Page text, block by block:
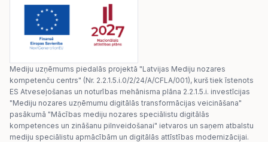
Mediju uzņēmums piedalās projektā "Latvijas Mediju nozares
kompetenču centrs" (Nr. 2.2.1.5.i.0/2/24/A/CFLA/001), kurš tiek īstenots
ES Atveseļošanas un noturības mehānisma plāna 2.2.1.5.i. investīcijas
"Mediju nozares uzņēmumu digitālās transformācijas veicināšana"
pasākumā "Mācības mediju nozares speciālistu digitālās
kompetences un zināšanu pilnveidošanai" ietvaros un saņem atbalstu
mediju speciālistu apmācībām un digitālās attīstības modernizācijai.